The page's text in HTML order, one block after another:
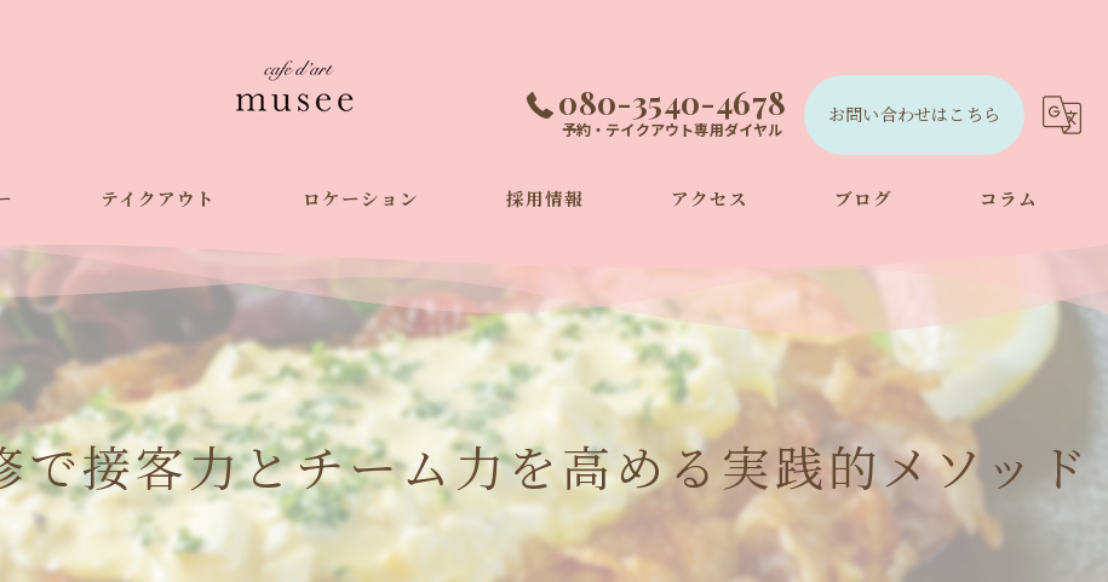
080-3540-4678
予約・テイクアウト専用ダイヤル
お問い合わせはこちら
テイクアウト ロケーション 採用情報 アクセス ブログ コラム
で接客力とチーム力を高める実践的メソッド